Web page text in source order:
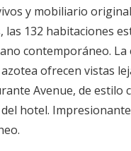
y mobiliario
las 132 habitaciones
contemporáneo. La
ofrecen vistas
Avenue, de estilo
hotel.